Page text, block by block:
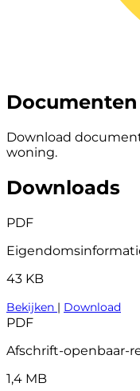
Documenten
Download
woning.
Downloads
PDF
43 KB
Bekijken | Download
PDF
1,4 MB